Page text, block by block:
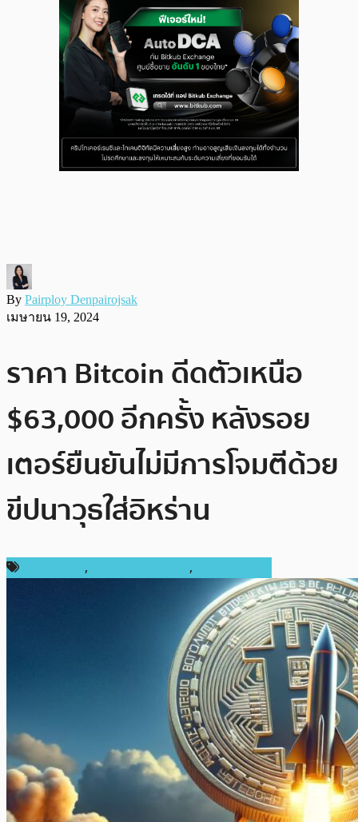
By Pairploy Denpairojsak
เมษายน 19, 2024
ราคา Bitcoin ดีดตัวเหนือ
$63,000 อีกครั้ง หลังรอย
เตอร์ยืนยันไม่มีการโจมตีด้วย
ขีปนาวุธใส่อิหร่าน
, ,